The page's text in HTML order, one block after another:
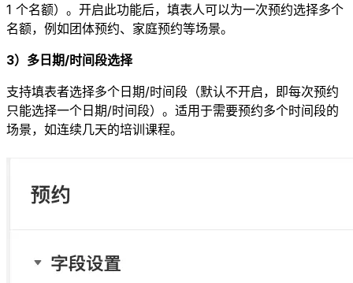
1 个名额）。开启此功能后，填表人可以为一次预约选择多个
名额，例如团体预约、家庭预约等场景。
3）多日期/时间段选择
支持填表者选择多个日期/时间段（默认不开启，即每次预约
只能选择一个日期/时间段）。适用于需要预约多个时间段的
场景，如连续几天的培训课程。